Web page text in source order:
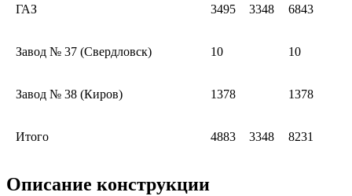
ГАЗ 3495 3348 6843
Завод № 37 (Свердловск) 10 10
Завод № 38 (Киров) 1378 1378
Итого 4883 3348 8231
Описание конструкции